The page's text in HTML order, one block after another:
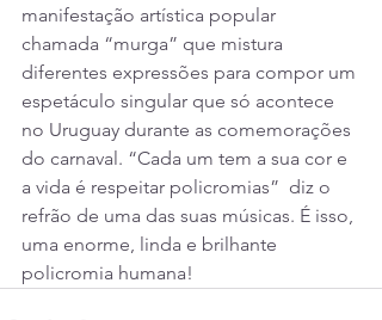
manifestação artística popular
chamada “murga” que mistura
diferentes expressões para compor um
espetáculo singular que só acontece
no Uruguay durante as comemorações
do carnaval. “Cada um tem a sua cor e
a vida é respeitar policromias”  diz o
refrão de uma das suas músicas. É isso,
uma enorme, linda e brilhante
policromia humana!